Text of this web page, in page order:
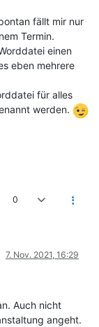
fällt mir nur
Termin.
einen
eben mehrere
für alles
werden.
0
7. Nov. 2021, 16:29
Auch nicht
angeht.